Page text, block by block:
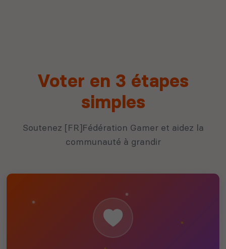
Voter en 3 étapes
simples
Soutenez [FR]Fédération Gamer et aidez la
communauté à grandir